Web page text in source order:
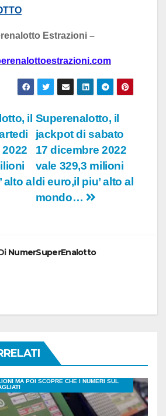
Estrazioni –
Superenalotto, il
jackpot di sabato
17 dicembre 2022
vale 329,3 milioni
di euro,il piu’ alto al
mondo…
il
alto al
NumerSuperEnalotto
MA POI SCOPRE CHE I NUMERI SUL